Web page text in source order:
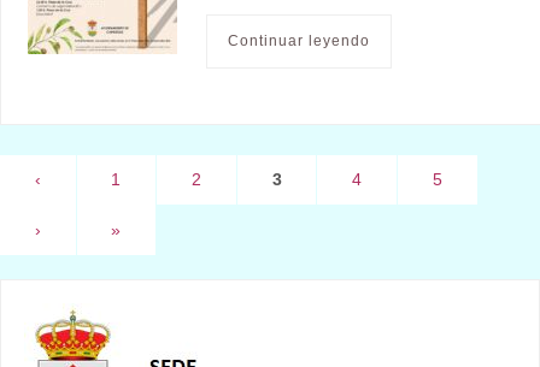
Continuar leyendo
‹ 1 2 3 4 5
› »